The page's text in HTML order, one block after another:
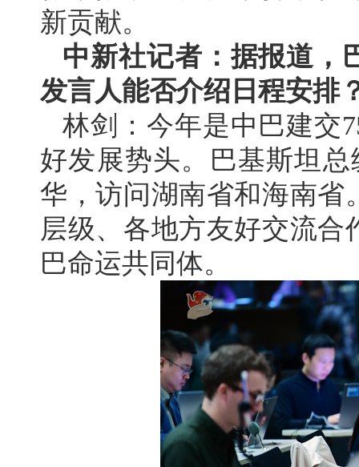
新贡献。
中新社记者：据报道，
发言人能否介绍日程安排
林剑：今年是中巴建交
好发展势头。巴基斯坦
华，访问湖南省和海南省
层级、各地方友好交流
巴命运共同体。